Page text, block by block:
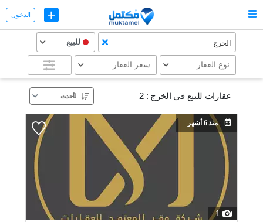
+ الدخول
الخرج للبيع
نوع العقار سعر العقار
عقارات للبيع في الخرج : 2
1
منذ 6 أشهر